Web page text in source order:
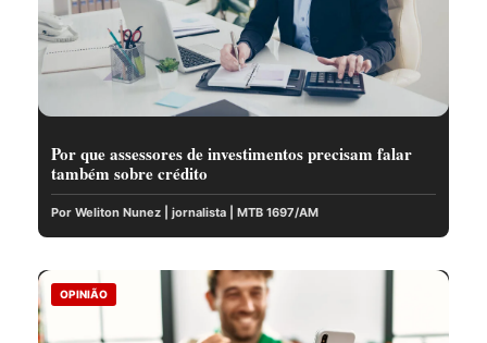
Por que assessores de investimentos precisam falar
também sobre crédito
Por Weliton Nunez | jornalista | MTB 1697/AM
OPINIÃO